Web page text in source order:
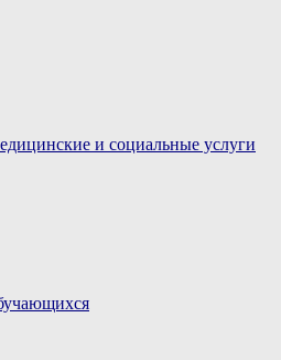
и социальные услуги